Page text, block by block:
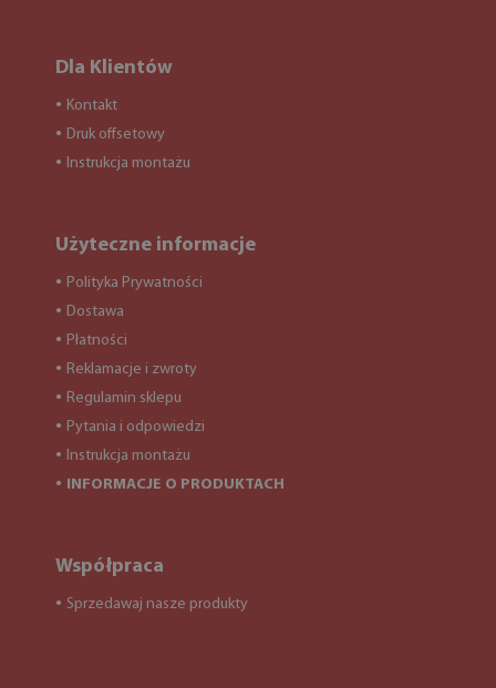
Dla Klientów
● Kontakt
● Druk offsetowy
● Instrukcja montażu
Użyteczne informacje
● Polityka Prywatności
● Dostawa
● Płatności
● Reklamacje i zwroty
● Regulamin sklepu
● Pytania i odpowiedzi
● Instrukcja montażu
● INFORMACJE O PRODUKTACH
Współpraca
● Sprzedawaj nasze produkty